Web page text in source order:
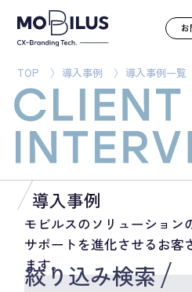
モビルスとは
サービス
導入事例
ユースケース
お知らせ
セミナー
お役立ち資料
お
TOP 導入事例 導入事例一覧
導入事例
モビルスのソリューション
サポートを進化させるお客
ます。
絞り込み検索